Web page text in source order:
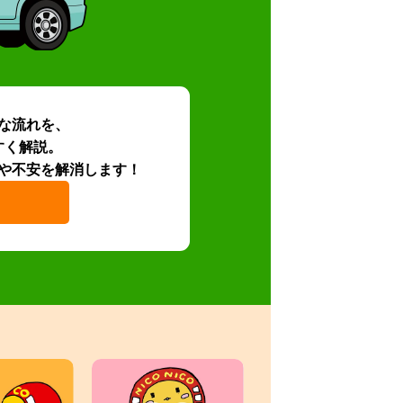
流れを、
解説。
不安を解消します！